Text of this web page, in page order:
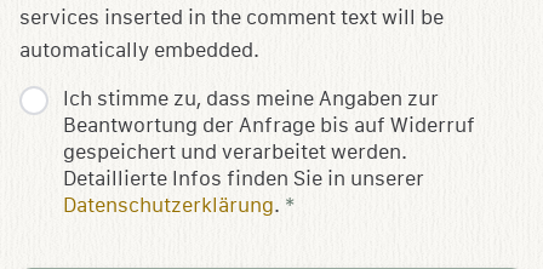
Ich stimme zu, dass meine Angaben zur
Beantwortung der Anfrage bis auf Widerruf
gespeichert und verarbeitet werden.
Detaillierte Infos finden Sie in unserer
Datenschutzerklärung. *
services inserted in the comment text will be
automatically embedded.